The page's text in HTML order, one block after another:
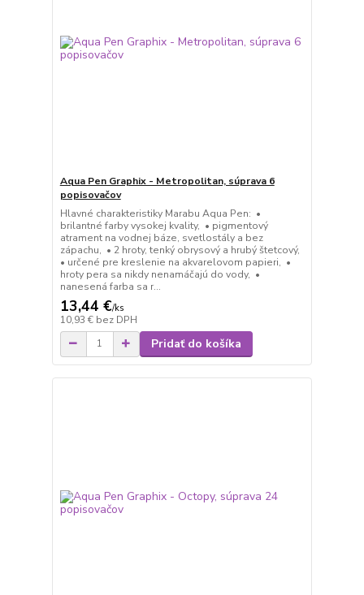
Aqua Pen Graphix - Metropolitan, súprava 6
popisovačov
Hlavné charakteristiky Marabu Aqua Pen: •
brilantné farby vysokej kvality, • pigmentový
atrament na vodnej báze, svetlostály a bez
zápachu, • 2 hroty, tenký obrysový a hrubý štetcový,
• určené pre kreslenie na akvarelovom papieri, •
hroty pera sa nikdy nenamáčajú do vody, •
nanesená farba sa r...
13,44 €/ks
10,93 € bez DPH
Pridať do košíka